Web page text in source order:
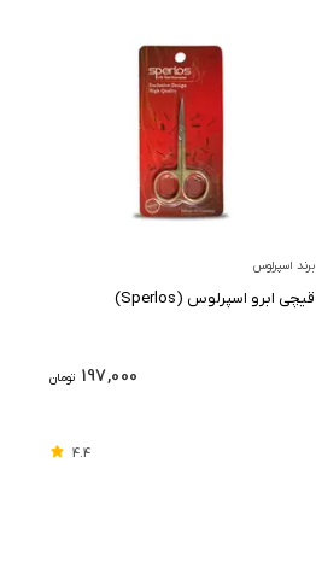
برند اسپرلوس
قیچی ابرو اسپرلوس (Sperlos)
تومان 197,000
4.4